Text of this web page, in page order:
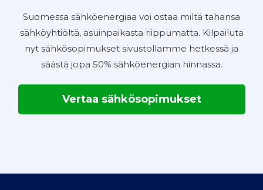
Suomessa sähköenergiaa voi ostaa miltä tahansa
sähköyhtiöltä, asuinpaikasta riippumatta. Kilpailuta
nyt sähkösopimukset sivustollamme hetkessä ja
säästä jopa 50% sähköenergian hinnassa.
Vertaa sähkösopimukset